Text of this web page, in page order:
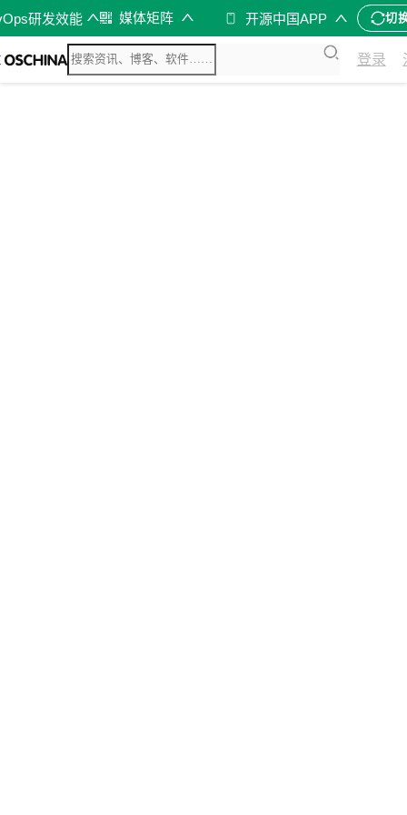
研发效能 媒体矩阵 开源中国APP 切
登录